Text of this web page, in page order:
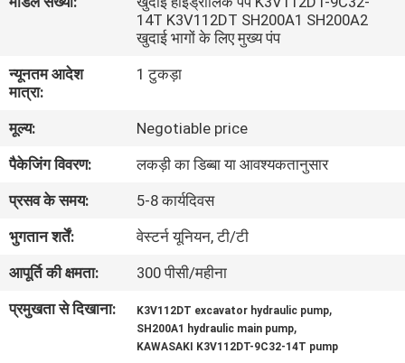
बारे
फैक्टरी
यात्रा
गुणवत्ता
नियंत्रण
14T K3V112DT SH200A1 SH200A2
खुदाई भागों के लिए मुख्य पंप
न्यूनतम आदेश
मात्रा:
1 टुकड़ा
मूल्य:
Negotiable price
पैकेजिंग विवरण:
लकड़ी का डिब्बा या आवश्यकतानुसार
प्रसव के समय:
5-8 कार्यदिवस
भुगतान शर्तें:
वेस्टर्न यूनियन, टी/टी
आपूर्ति की क्षमता:
300 पीसी/महीना
प्रमुखता से दिखाना:
K3V112DT excavator hydraulic pump,
SH200A1 hydraulic main pump,
KAWASAKI K3V112DT-9C32-14T pump